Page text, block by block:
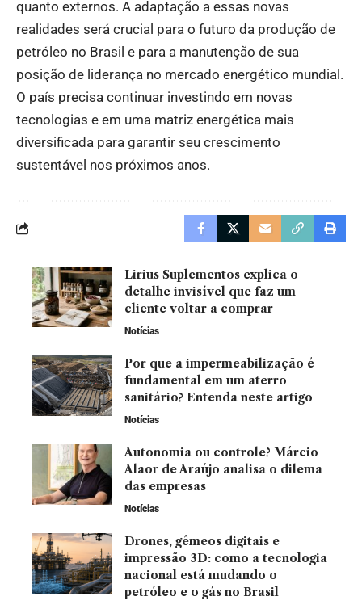
quanto externos. A adaptação a essas novas
realidades será crucial para o futuro da produção de
petróleo no Brasil e para a manutenção de sua
posição de liderança no mercado energético mundial.
O país precisa continuar investindo em novas
tecnologias e em uma matriz energética mais
diversificada para garantir seu crescimento
sustentável nos próximos anos.
Lirius Suplementos explica o
detalhe invisível que faz um
cliente voltar a comprar
Notícias
Por que a impermeabilização é
fundamental em um aterro
sanitário? Entenda neste artigo
Notícias
Autonomia ou controle? Márcio
Alaor de Araújo analisa o dilema
das empresas
Notícias
Drones, gêmeos digitais e
impressão 3D: como a tecnologia
nacional está mudando o
petróleo e o gás no Brasil